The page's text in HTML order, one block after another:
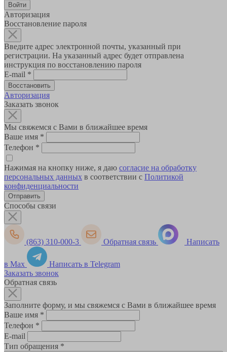
Авторизация
Восстановление пароля
Введите адрес электронной почты, указанный при
регистрации. На указанный адрес будет отправлена
инструкция по восстановлению пароля
E-mail *
Авторизация
Заказать звонок
Мы свяжемся с Вами в ближайшее время
Ваше имя *
Телефон *
Нажимая на кнопку ниже, я даю согласие на обработку
персональных данных в соответствии с Политикой
конфиденциальности
Способы связи
(863) 310-000-3 Обратная связь Написать
в Max
Написать в Telegram
Заказать звонок
Обратная связь
Заполните форму, и мы свяжемся с Вами в ближайшее время
Ваше имя *
Телефон *
E-mail
Тип обращения *